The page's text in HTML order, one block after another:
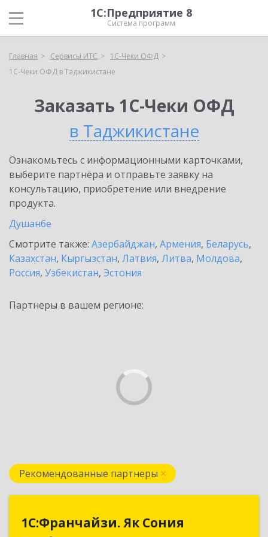
1С:Предприятие 8
Система программ
Главная Сервисы ИТС
1С-Чеки ОФД
1С-Чеки ОФД в Таджикистане
Заказать 1С-Чеки ОФД
в Таджикистане
Ознакомьтесь с информационными карточками,
выберите партнёра и отправьте заявку на
консультацию, приобретение или внедрение
продукта.
Душанбе
Смотрите также: Азербайджан, Армения, Беларусь,
Казахстан, Кыргызстан, Латвия, Литва, Молдова,
Россия, Узбекистан, Эстония
Партнеры в вашем регионе:
Рекомендованные партнеры
1С:Франчайзи. Як Сония
1С:Франчайзи. Як Сония